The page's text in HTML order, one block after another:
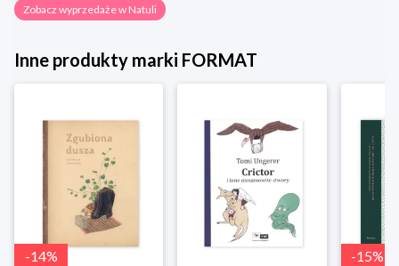
Zobacz wyprzedaże w Natuli
Inne produkty marki FORMAT
-14% -15%